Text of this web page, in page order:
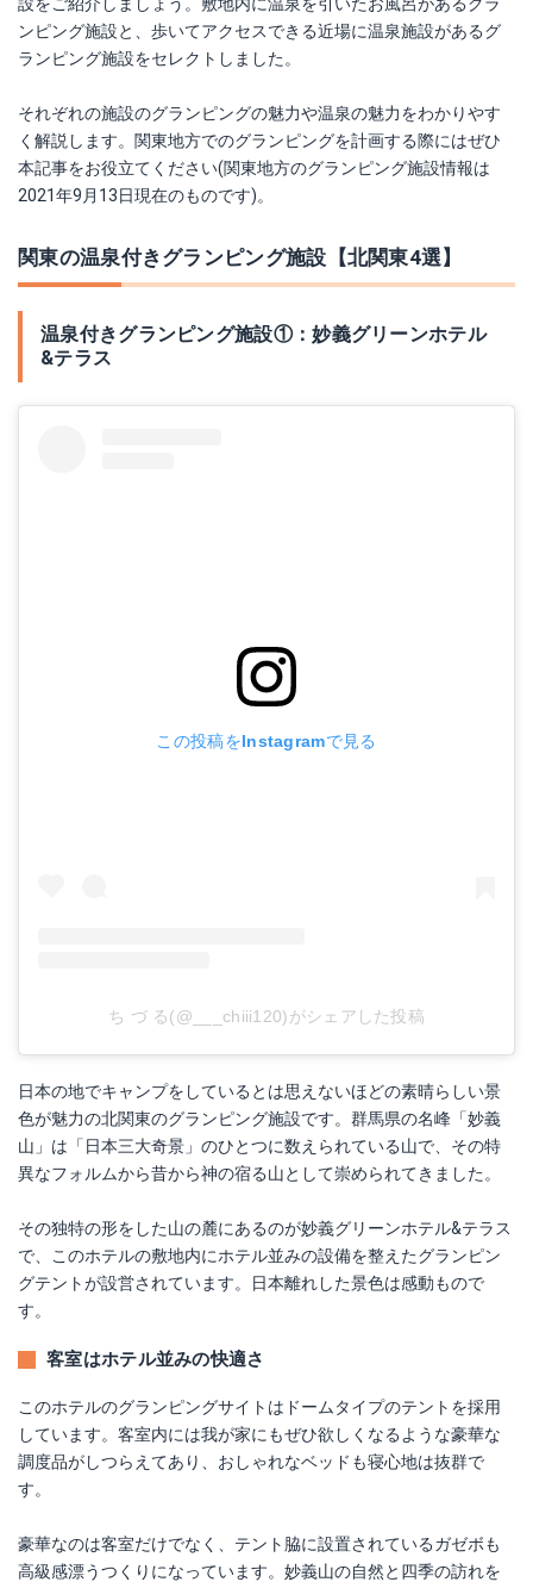
設をご紹介しましょう。敷地内に温泉を引いたお風呂があるグラ
ンピング施設と、歩いてアクセスできる近場に温泉施設があるグ
ランピング施設をセレクトしました。
それぞれの施設のグランピングの魅力や温泉の魅力をわかりやす
く解説します。関東地方でのグランピングを計画する際にはぜひ
本記事をお役立てください(関東地方のグランピング施設情報は
2021年9月13日現在のものです)。
関東の温泉付きグランピング施設【北関東4選】
温泉付きグランピング施設①：妙義グリーンホテル
&テラス
この投稿をInstagramで見る
ち づ る(@___chiii120)がシェアした投稿
日本の地でキャンプをしているとは思えないほどの素晴らしい景
色が魅力の北関東のグランピング施設です。群馬県の名峰「妙義
山」は「日本三大奇景」のひとつに数えられている山で、その特
異なフォルムから昔から神の宿る山として崇められてきました。
その独特の形をした山の麓にあるのが妙義グリーンホテル&テラス
で、このホテルの敷地内にホテル並みの設備を整えたグランピン
グテントが設営されています。日本離れした景色は感動もので
す。
客室はホテル並みの快適さ
このホテルのグランピングサイトはドームタイプのテントを採用
しています。客室内には我が家にもぜひ欲しくなるような豪華な
調度品がしつらえてあり、おしゃれなベッドも寝心地は抜群で
す。
豪華なのは客室だけでなく、テント脇に設置されているガゼボも
高級感漂うつくりになっています。妙義山の自然と四季の訪れを